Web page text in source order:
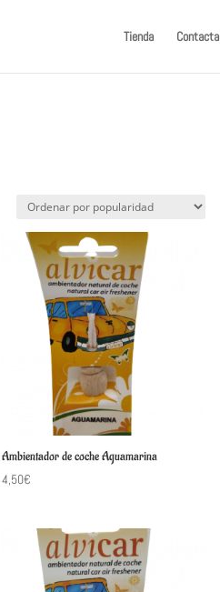
Tienda Contacta
Ambientador de coche Aguamarina
4,50€